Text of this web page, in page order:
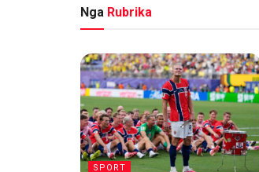
Nga Rubrika
SPORT